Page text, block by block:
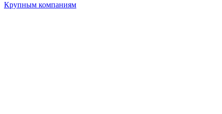
Крупным компаниям